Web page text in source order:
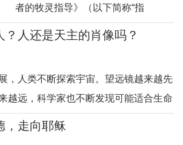
有些人立刻提出批评：「为什么这样
浪费香液呢？这香液原可以卖三百多
5）在人的眼中
者的牧灵指导》（以下简称“指
导”），认真读后深感这是一份扎根信
会生活中的实际问题，也为信众的信
仰实践指明了方向。遂有感而发，写
了一些感受如下：1. 信仰立场坚定，
？人还是天主的肖像吗？
，人类不断探索宇宙。望远镜越来越先
越远，科学家也不断发现可能适合生命
一个问题常常被人提出：如果有一天真
，走向耶稣